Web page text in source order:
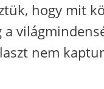
hogy mit
a
nem